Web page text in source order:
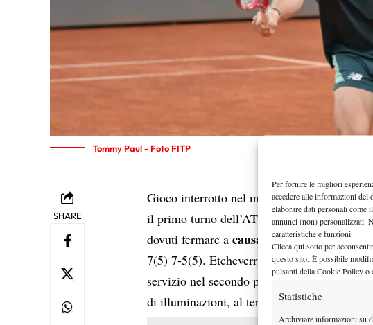
Per fornire le migliori
accedere alle informazioni del
elaborare dati personali come
annunci (non) personalizzati.
caratteristiche e funzioni.
Clicca qui sotto per
questo sito. È possibile
pulsanti della Cookie Policy o
Statistiche
Archiviare informazioni su
Tommy Paul - Foto FITP
SHARE
Gioco interrotto nel match traTommy Paul
il primo turno dell’ATP 500 di Amburgo
dovuti fermare acausa dell’oscuritàal
7(5) 7-5(5). Etcheverry aveva vinto il primo
servizio nel secondo parziale. Il match
di illuminazioni, al termine della sfida tra